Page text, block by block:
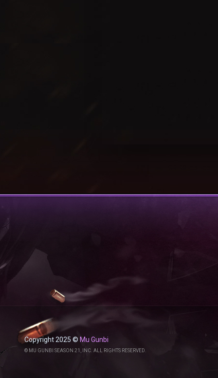
Copyright 2025 © Mu Gunbi
© MU GUNBI SEASON 21, INC. ALL RIGHTS RESERVED.